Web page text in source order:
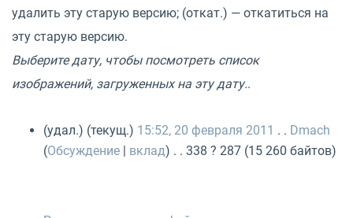
удалить эту старую версию; (откат.) — откатиться на
эту старую версию.
Выберите дату, чтобы посмотреть список
изображений, загруженных на эту дату..
(удал.) (текущ.) 15:52, 20 февраля 2011 . . Dmach
(Обсуждение | вклад) . . 338 ? 287 (15 260 байтов)